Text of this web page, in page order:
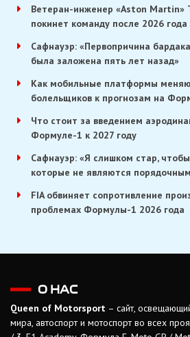
Ветеран-инженер «Aston Martin»
покинет команду после 2026 года
Сафнауэр: «Первопричина
была заложена пять лет назад»
Как мобильные платформы
болельщиков к прогнозам на
Что стоит за введением
Формуле-1 к 2027 году
Сафнауэр: «Я слишком стар,
которые не являются
FIA обвиняет сопротивление
проблемах Формулы-1 2026 года
О НАС
Queen of Motorsport – сайт,
мира, автоспорт и мотоспорт во всех